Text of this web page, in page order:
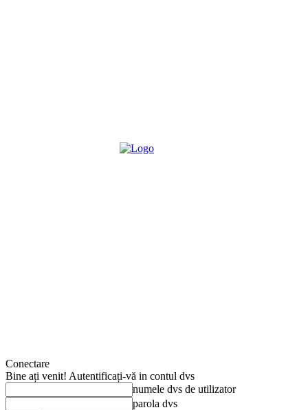
Conectare
Bine ați venit! Autentificați-vă in contul dvs
numele dvs de utilizator
parola dvs